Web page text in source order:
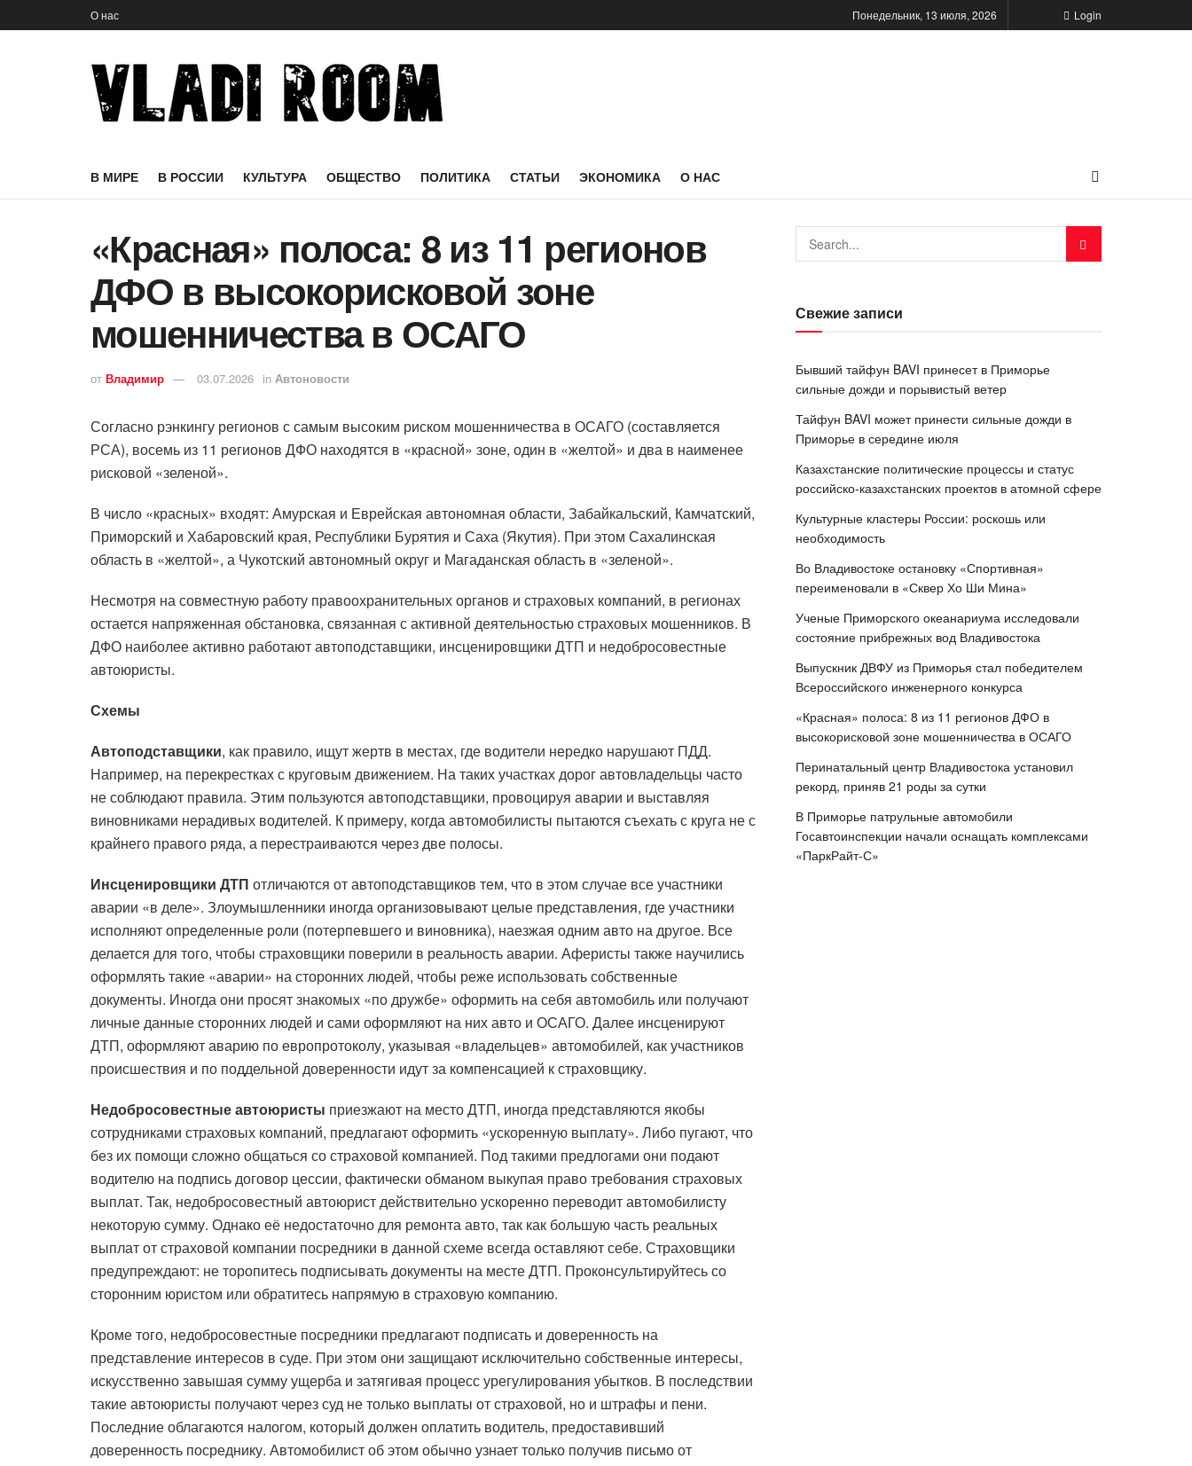
О нас Понедельник, 13 июля, 2026 Login
В МИРЕ В РОССИИ КУЛЬТУРА ОБЩЕСТВО ПОЛИТИКА СТАТЬИ ЭКОНОМИКА О НАС
«Красная» полоса: 8 из 11 регионов
ДФО в высокорисковой зоне
мошенничества в ОСАГО
от Владимир 03.07.2026 in Автоновости
Согласно рэнкингу регионов с самым высоким риском мошенничества в ОСАГО (составляется
РСА), восемь из 11 регионов ДФО находятся в «красной» зоне, один в «желтой» и два в наименее
рисковой «зеленой».
В число «красных» входят: Амурская и Еврейская автономная области, Забайкальский, Камчатский,
Приморский и Хабаровский края, Республики Бурятия и Саха (Якутия). При этом Сахалинская
область в «желтой», а Чукотский автономный округ и Магаданская область в «зеленой».
Несмотря на совместную работу правоохранительных органов и страховых компаний, в регионах
остается напряженная обстановка, связанная с активной деятельностью страховых мошенников. В
ДФО наиболее активно работают автоподставщики, инсценировщики ДТП и недобросовестные
автоюристы.
Схемы
Автоподставщики, как правило, ищут жертв в местах, где водители нередко нарушают ПДД.
Например, на перекрестках с круговым движением. На таких участках дорог автовладельцы часто
не соблюдают правила. Этим пользуются автоподставщики, провоцируя аварии и выставляя
виновниками нерадивых водителей. К примеру, когда автомобилисты пытаются съехать с круга не с
крайнего правого ряда, а перестраиваются через две полосы.
Инсценировщики ДТП отличаются от автоподставщиков тем, что в этом случае все участники
аварии «в деле». Злоумышленники иногда организовывают целые представления, где участники
исполняют определенные роли (потерпевшего и виновника), наезжая одним авто на другое. Все
делается для того, чтобы страховщики поверили в реальность аварии. Аферисты также научились
оформлять такие «аварии» на сторонних людей, чтобы реже использовать собственные
документы. Иногда они просят знакомых «по дружбе» оформить на себя автомобиль или получают
личные данные сторонних людей и сами оформляют на них авто и ОСАГО. Далее инсценируют
ДТП, оформляют аварию по европротоколу, указывая «владельцев» автомобилей, как участников
происшествия и по поддельной доверенности идут за компенсацией к страховщику.
Недобросовестные автоюристы приезжают на место ДТП, иногда представляются якобы
сотрудниками страховых компаний, предлагают оформить «ускоренную выплату». Либо пугают, что
без их помощи сложно общаться со страховой компанией. Под такими предлогами они подают
водителю на подпись договор цессии, фактически обманом выкупая право требования страховых
выплат. Так, недобросовестный автоюрист действительно ускоренно переводит автомобилисту
некоторую сумму. Однако её недостаточно для ремонта авто, так как большую часть реальных
выплат от страховой компании посредники в данной схеме всегда оставляют себе. Страховщики
предупреждают: не торопитесь подписывать документы на месте ДТП. Проконсультируйтесь со
сторонним юристом или обратитесь напрямую в страховую компанию.
Кроме того, недобросовестные посредники предлагают подписать и доверенность на
представление интересов в суде. При этом они защищают исключительно собственные интересы,
искусственно завышая сумму ущерба и затягивая процесс урегулирования убытков. В последствии
такие автоюристы получают через суд не только выплаты от страховой, но и штрафы и пени.
Последние облагаются налогом, который должен оплатить водитель, предоставивший
доверенность посреднику. Автомобилист об этом обычно узнает только получив письмо от
Свежие записи
Бывший тайфун BAVI принесет в Приморье
сильные дожди и порывистый ветер
Тайфун BAVI может принести сильные дожди в
Приморье в середине июля
Казахстанские политические процессы и статус
российско-казахстанских проектов в атомной сфере
Культурные кластеры России: роскошь или
необходимость
Во Владивостоке остановку «Спортивная»
переименовали в «Сквер Хо Ши Мина»
Ученые Приморского океанариума исследовали
состояние прибрежных вод Владивостока
Выпускник ДВФУ из Приморья стал победителем
Всероссийского инженерного конкурса
«Красная» полоса: 8 из 11 регионов ДФО в
высокорисковой зоне мошенничества в ОСАГО
Перинатальный центр Владивостока установил
рекорд, приняв 21 роды за сутки
В Приморье патрульные автомобили
Госавтоинспекции начали оснащать комплексами
«ПаркРайт-С»